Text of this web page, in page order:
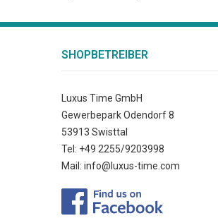
SHOPBETREIBER
Luxus Time GmbH
Gewerbepark Odendorf 8
53913 Swisttal
Tel: +49 2255/9203998
Mail: info@luxus-time.com